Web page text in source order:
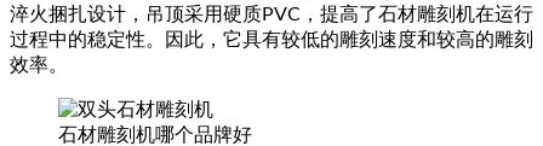
淬火捆扎设计，吊顶采用硬质PVC，提高了石材雕刻机在运行
过程中的稳定性。因此，它具有较低的雕刻速度和较高的雕刻
效率。
石材雕刻机哪个品牌好